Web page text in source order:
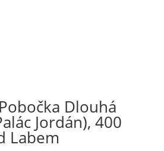
Dlouhá
Jordán), 400
Labem